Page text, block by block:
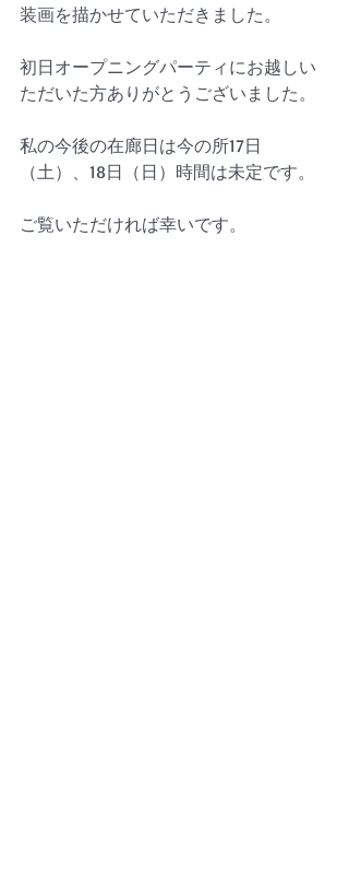
装画を描かせていただきました。
初日オープニングパーティにお越しい
ただいた方ありがとうございました。
私の今後の在廊日は今の所17日
（土）、18日（日）時間は未定です。
ご覧いただければ幸いです。